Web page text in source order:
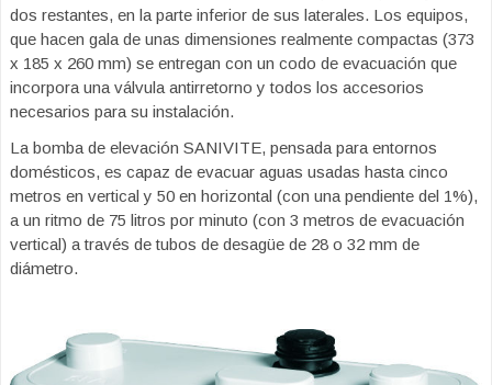
dos restantes, en la parte inferior de sus laterales. Los equipos,
que hacen gala de unas dimensiones realmente compactas (373
x 185 x 260 mm) se entregan con un codo de evacuación que
incorpora una válvula antirretorno y todos los accesorios
necesarios para su instalación.
La bomba de elevación SANIVITE, pensada para entornos
domésticos, es capaz de evacuar aguas usadas hasta cinco
metros en vertical y 50 en horizontal (con una pendiente del 1%),
a un ritmo de 75 litros por minuto (con 3 metros de evacuación
vertical) a través de tubos de desagüe de 28 o 32 mm de
diámetro.